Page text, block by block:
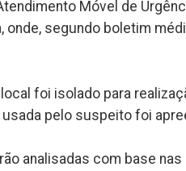
Móvel de
onde, segundo boletim
foi isolado para
pelo suspeito foi
analisadas com base